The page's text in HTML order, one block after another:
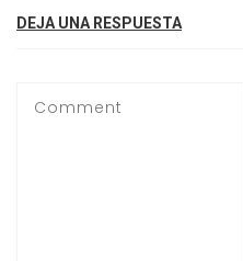
DEJA UNA RESPUESTA